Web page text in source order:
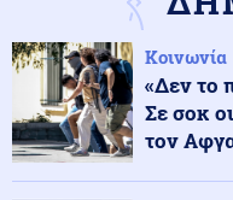
Κοινωνία
Ψηφιακή Κάρτα
Αυγούστου
Υγεία
Κοινωνία
«Δεν το
Σε σοκ
τον